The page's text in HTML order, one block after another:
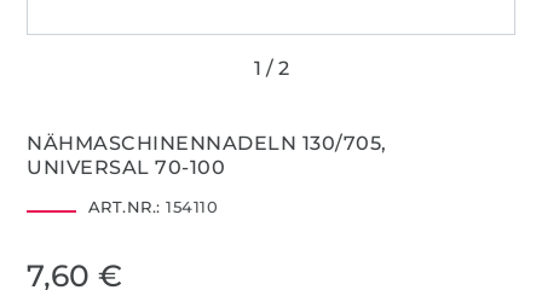
NÄHMASCHINENNADELN 130/705,
UNIVERSAL 70-100
ART.NR.: 154110
7,60 €